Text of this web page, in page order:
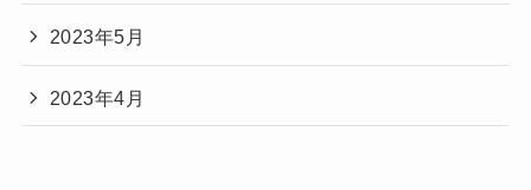
2023年5月
2023年4月